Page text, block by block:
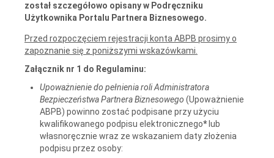
został szczegółowo opisany w Podręczniku
Użytkownika Portalu Partnera Biznesowego.
Przed rozpoczęciem rejestracji konta ABPB prosimy o
zapoznanie się z poniższymi wskazówkami.
Załącznik nr 1 do Regulaminu:
Upoważnienie do pełnienia roli Administratora
Bezpieczeństwa Partnera Biznesowego (Upoważnienie
ABPB) powinno zostać podpisane przy użyciu
kwalifikowanego podpisu elektronicznego*lub
własnoręcznie wraz ze wskazaniem daty złożenia
podpisu przez osoby: